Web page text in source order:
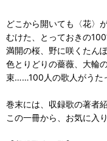
どこから開いても〈花〉
むけた、とっておきの100
満開の桜、野に咲くたん
色とりどりの薔薇、大輪
束……100人の歌人がうた
巻末には、収録歌の著者
この一冊から、お気に入